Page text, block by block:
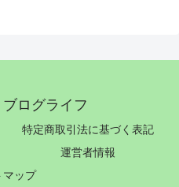
ログライフ
特定商取引法に基づく表記
運営者情報
マップ